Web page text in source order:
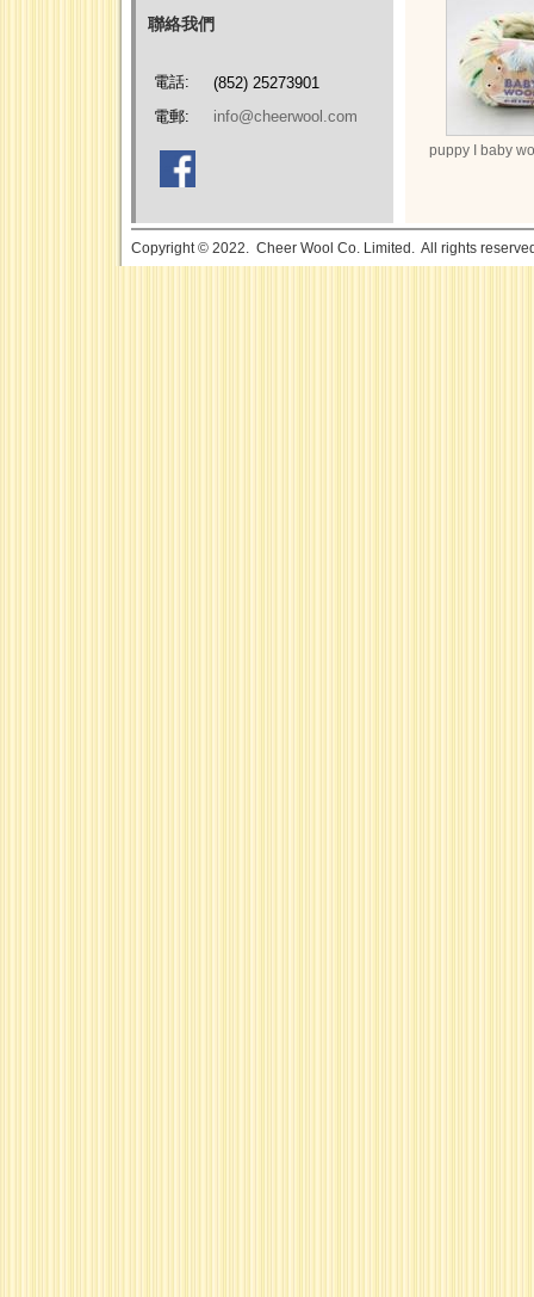
聯絡我們
電話:
(852) 25273901
電郵:
info@cheerwool.com
puppy I baby
Copyright © 2022. Cheer Wool Co. Limited. All rights